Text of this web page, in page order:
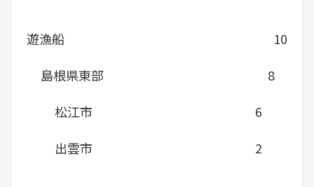
遊漁船
10
島根県東部
8
松江市
6
出雲市
2